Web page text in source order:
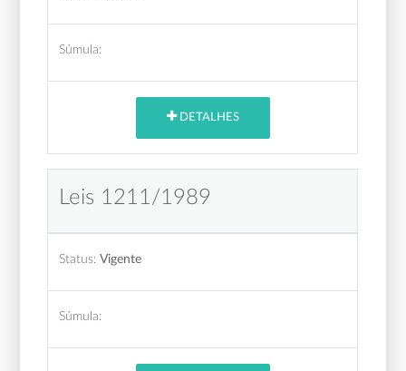
Súmula:
DETALHES
Leis 1211/1989
Status: Vigente
Súmula: